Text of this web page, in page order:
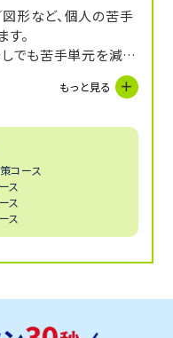
形など、個人の苦手
。
でも苦手単元を減ら
もっと見る
コース
ス
ス
ス